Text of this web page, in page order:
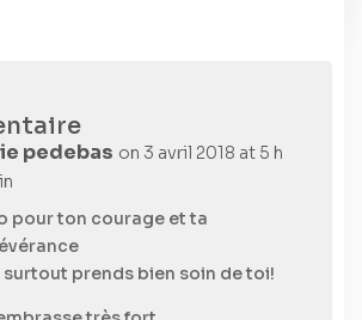
pedebas on 3 avril 2018 at 5 h
pour ton courage et ta
surtout prends bien soin de toi!